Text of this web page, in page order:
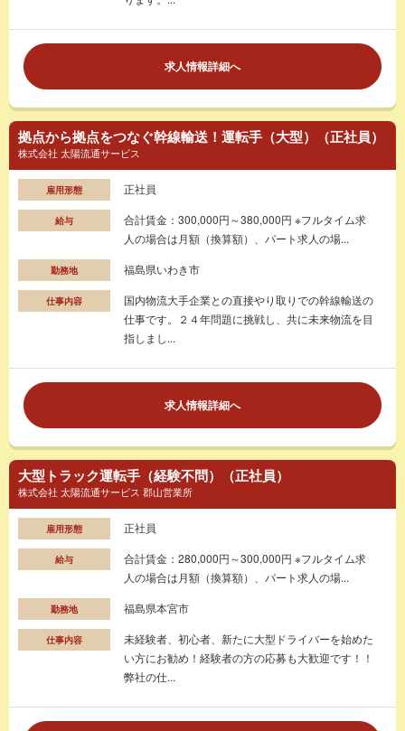
求人情報詳細へ
拠点から拠点をつなぐ幹線輸送！運転手（大型）（正社員）
株式会社 太陽流通サービス
雇用形態 正社員
給与
合計賃金：300,000円～380,000円 ※フルタイム求
人の場合は月額（換算額）、パート求人の場...
勤務地 福島県いわき市
仕事内容
国内物流大手企業との直接やり取りでの幹線輸送の
仕事です。２４年問題に挑戦し、共に未来物流を目
指しまし...
求人情報詳細へ
大型トラック運転手（経験不問）（正社員）
株式会社 太陽流通サービス 郡山営業所
雇用形態 正社員
給与
合計賃金：280,000円～300,000円 ※フルタイム求
人の場合は月額（換算額）、パート求人の場...
勤務地 福島県本宮市
仕事内容
未経験者、初心者、新たに大型ドライバーを始めた
い方にお勧め！経験者の方の応募も大歓迎です！！
弊社の仕...